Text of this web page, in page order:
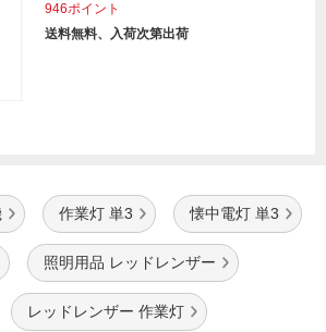
946ポイント
送料無料、入荷次第出荷
作業灯 単3 懐中電灯 単3
照明用品 レッドレンザー
レッドレンザー 作業灯